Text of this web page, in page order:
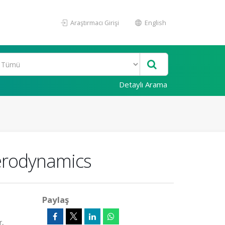
Araştırmacı Girişi English
Detaylı Arama
Paylaş